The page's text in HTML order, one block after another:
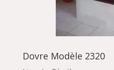
Dovre Modèle 2320